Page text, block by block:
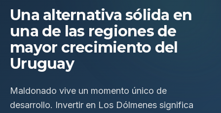
Una alternativa sólida en
una de las regiones de
mayor crecimiento del
Uruguay
Maldonado vive un momento único de
desarrollo. Invertir en Los Dólmenes significa